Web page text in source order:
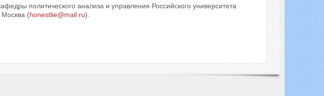
политического анализа и управления Российского университета
Москва (honestlie@mail.ru).